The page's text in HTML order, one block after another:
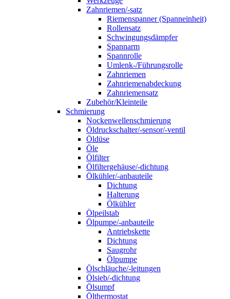
Zahnriemen/-satz
Riemenspanner (Spanneinheit)
Rollensatz
Schwingungsdämpfer
Spannarm
Spannrolle
Umlenk-/Führungsrolle
Zahnriemen
Zahnriemenabdeckung
Zahnriemensatz
Zubehör/Kleinteile
Schmierung
Nockenwellenschmierung
Öldruckschalter/-sensor/-ventil
Öldüse
Öle
Ölfilter
Ölfiltergehäuse/-dichtung
Ölkühler/-anbauteile
Dichtung
Halterung
Ölkühler
Ölpeilstab
Ölpumpe/-anbauteile
Antriebskette
Dichtung
Saugrohr
Ölpumpe
Ölschläuche/-leitungen
Ölsieb/-dichtung
Ölsumpf
Ölthermostat